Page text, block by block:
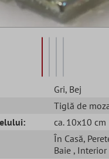
Gri, Bej
Tiglă de
ca. 10x10 cm
În Casă,
Baie , Interior